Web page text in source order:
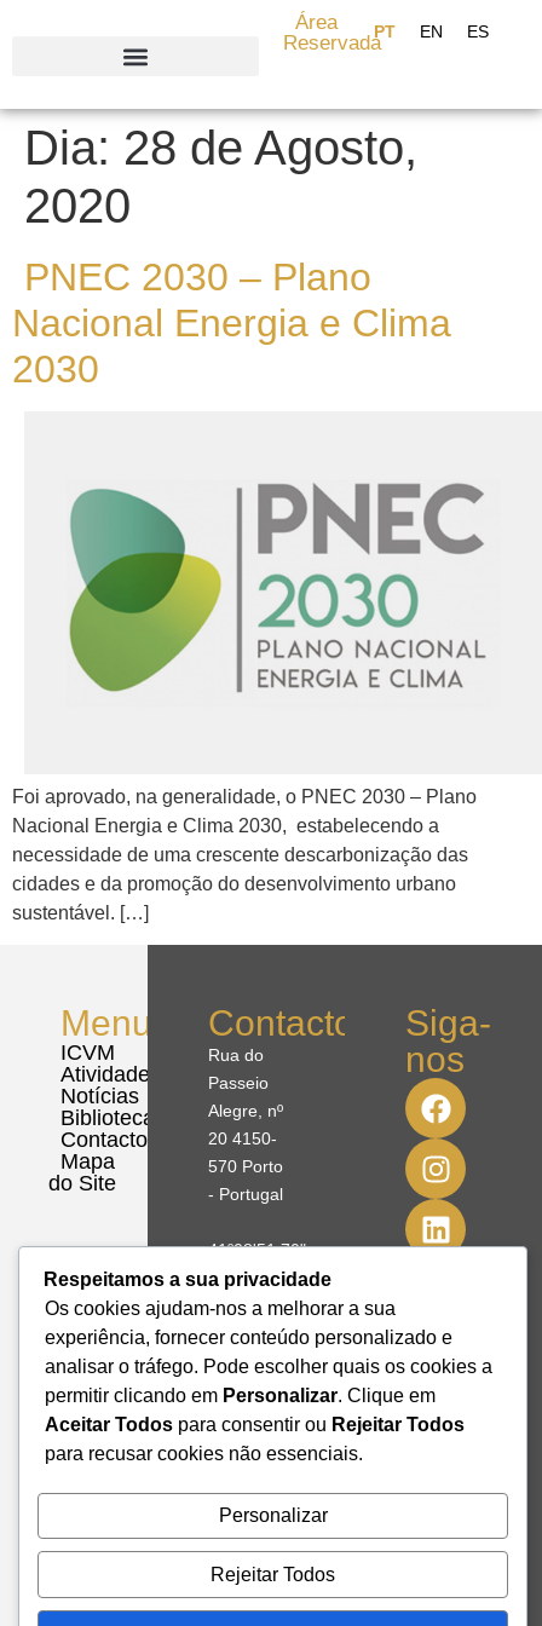
Área
Reservada
Dia: 28 de Agosto,
2020
PNEC 2030 – Plano
Nacional Energia e Clima
2030
Foi aprovado, na generalidade, o PNEC 2030 – Plano
Nacional Energia e Clima 2030, estabelecendo a
necessidade de uma crescente descarbonização das
cidades e da promoção do desenvolvimento urbano
sustentável. […]
Menu
ICVM
Atividades
Notícias
Biblioteca
Contactos
Mapa
do Site
Contactos
Rua do
Passeio
Alegre, nº
20 4150-
570 Porto
- Portugal
41º08'51,70"
N
8º39'41,76"
W
+351 228
328 115
geral@institutodemobilidade.org
Newsletter
Send
Siga-
nos
Respeitamos a sua privacidade
Os cookies ajudam-nos a melhorar a sua
experiência, fornecer conteúdo personalizado e
analisar o tráfego. Pode escolher quais os cookies a
permitir clicando em Personalizar. Clique em
Aceitar Todos para consentir ou Rejeitar Todos
para recusar cookies não essenciais.
Personalizar
Rejeitar Todos